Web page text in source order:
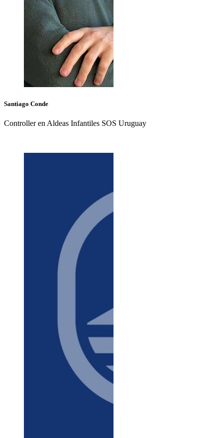
Santiago Conde
Controller en Aldeas Infantiles SOS Uruguay